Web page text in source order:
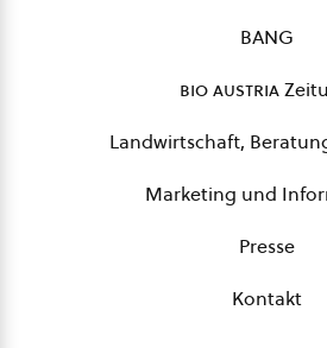
BANG
bio austria
Landwirtschaft,
Marketing und
Presse
Kontakt